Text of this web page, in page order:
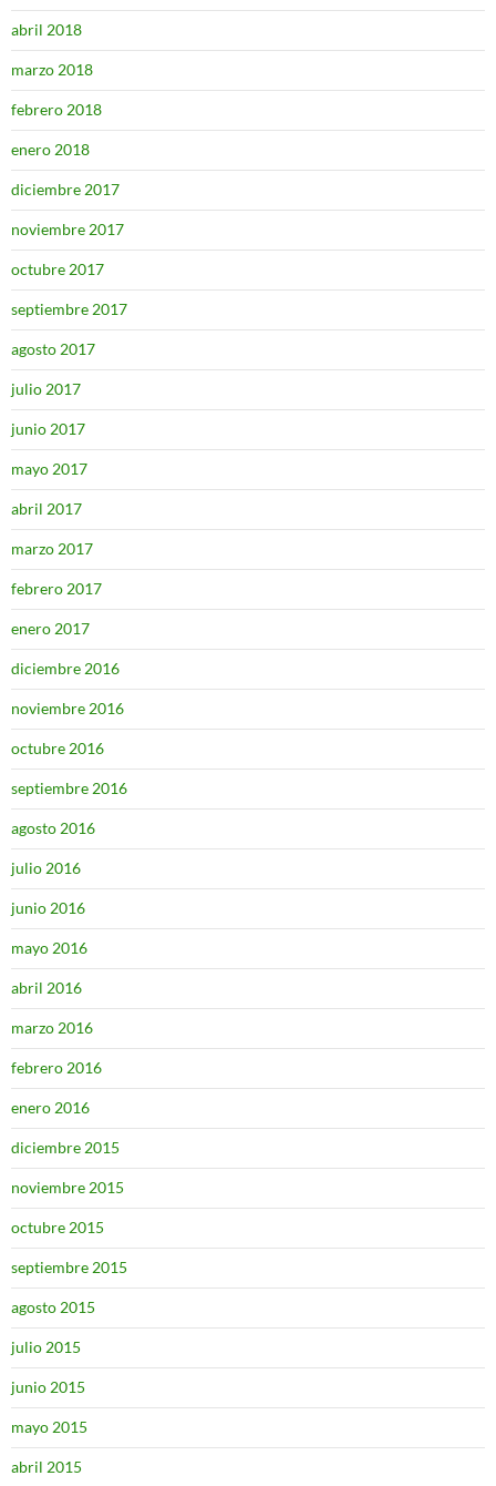
abril 2018
marzo 2018
febrero 2018
enero 2018
diciembre 2017
noviembre 2017
octubre 2017
septiembre 2017
agosto 2017
julio 2017
junio 2017
mayo 2017
abril 2017
marzo 2017
febrero 2017
enero 2017
diciembre 2016
noviembre 2016
octubre 2016
septiembre 2016
agosto 2016
julio 2016
junio 2016
mayo 2016
abril 2016
marzo 2016
febrero 2016
enero 2016
diciembre 2015
noviembre 2015
octubre 2015
septiembre 2015
agosto 2015
julio 2015
junio 2015
mayo 2015
abril 2015